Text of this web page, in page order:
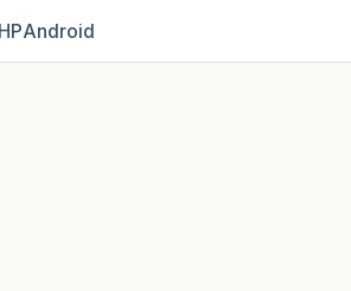
Android